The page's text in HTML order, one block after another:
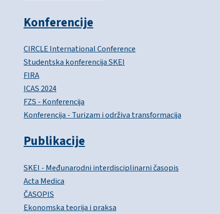
Konferencije
CIRCLE International Conference
Studentska konferencija SKEI
FIRA
ICAS 2024
FZS - Konferencija
Konferencija - Turizam i održiva transformacija
Publikacije
SKEI - Međunarodni interdisciplinarni časopis
Acta Medica
ČASOPIS
Ekonomska teorija i praksa